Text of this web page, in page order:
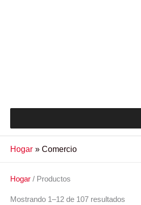
Hogar Comercio
Hogar / Productos
Mostrando 1–12 de 107 resultados